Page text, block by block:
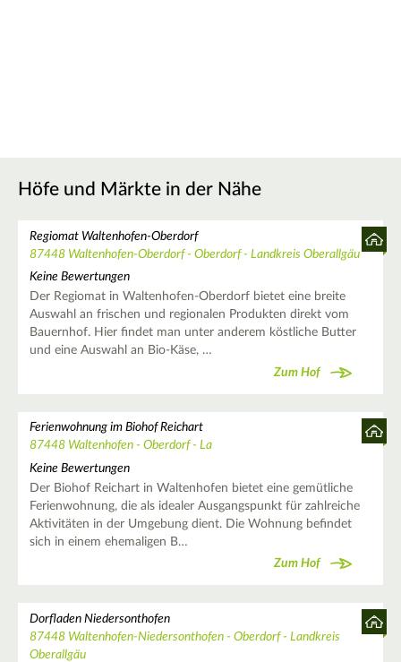
Höfe und Märkte in der Nähe
Regiomat Waltenhofen-Oberdorf
87448 Waltenhofen-Oberdorf - Oberdorf - Landkreis Oberallgäu
Keine Bewertungen
Der Regiomat in Waltenhofen-Oberdorf bietet eine breite
Auswahl an frischen und regionalen Produkten direkt vom
Bauernhof. Hier findet man unter anderem köstliche Butter
und eine Auswahl an Bio-Käse, …
Zum Hof
Ferienwohnung im Biohof Reichart
87448 Waltenhofen - Oberdorf - La
Keine Bewertungen
Der Biohof Reichart in Waltenhofen bietet eine gemütliche
Ferienwohnung, die als idealer Ausgangspunkt für zahlreiche
Aktivitäten in der Umgebung dient. Die Wohnung befindet
sich in einem ehemaligen B…
Zum Hof
Dorfladen Niedersonthofen
87448 Waltenhofen-Niedersonthofen - Oberdorf - Landkreis
Oberallgäu